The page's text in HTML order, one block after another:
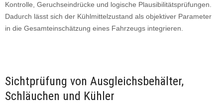
Kontrolle, Geruchseindrücke und logische Plausibilitätsprüfungen.
Dadurch lässt sich der Kühlmittelzustand als objektiver Parameter
in die Gesamteinschätzung eines Fahrzeugs integrieren.
Sichtprüfung von Ausgleichsbehälter,
Schläuchen und Kühler